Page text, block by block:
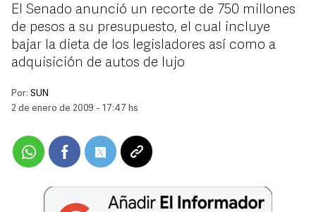
El Senado anunció un recorte de 750 millones
de pesos a su presupuesto, el cual incluye
bajar la dieta de los legisladores así como a
adquisición de autos de lujo
Por: SUN
2 de enero de 2009 - 17:47 hs